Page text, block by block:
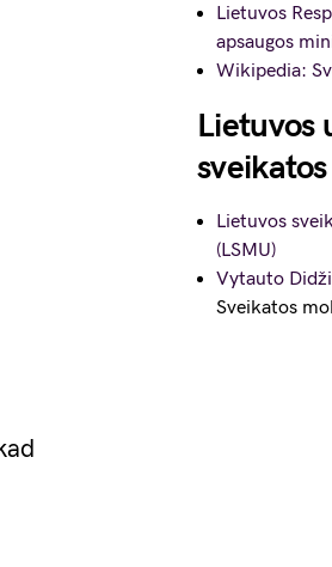
Lietuvos
apsaugos
Wikipedia:
Lietuvos
Lietuvos
(LSMU)
Vytauto
Sveikatos